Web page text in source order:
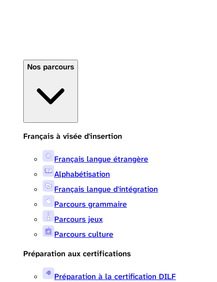
Nos parcours
Français à visée d'insertion
Français langue étrangère
Alphabétisation
Français langue d'intégration
Parcours grammaire
Parcours jeux
Parcours culture
Préparation aux certifications
Préparation à la certification DILF